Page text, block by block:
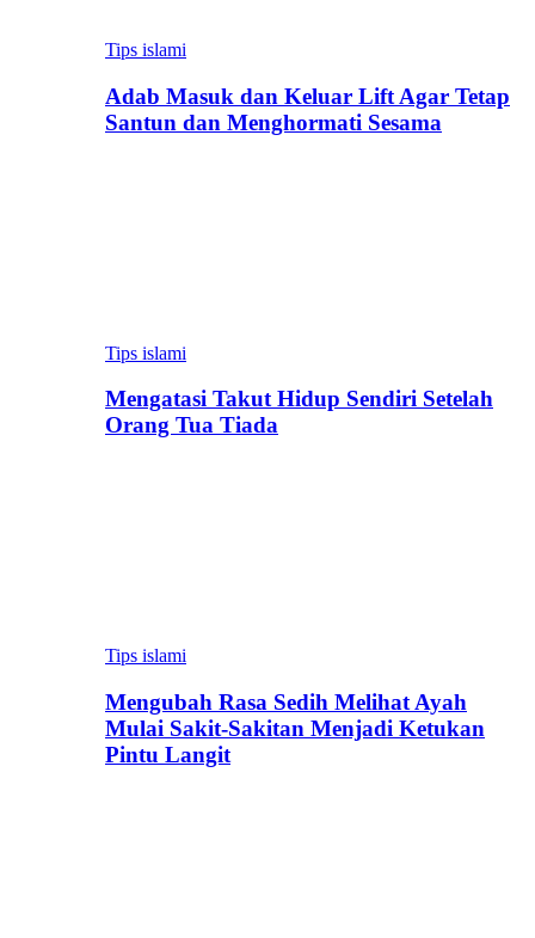
Tips islami
Adab Masuk dan Keluar Lift Agar Tetap
Santun dan Menghormati Sesama
Tips islami
Mengatasi Takut Hidup Sendiri Setelah
Orang Tua Tiada
Tips islami
Mengubah Rasa Sedih Melihat Ayah
Mulai Sakit-Sakitan Menjadi Ketukan
Pintu Langit